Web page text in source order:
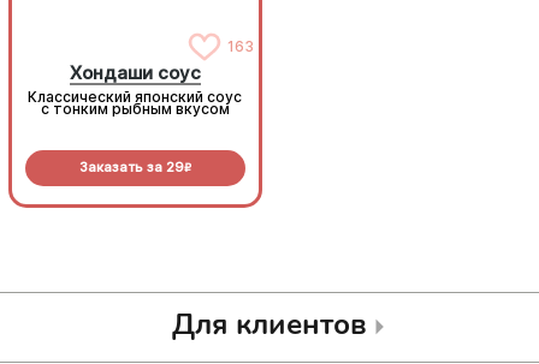
163
Хондаши соус
Классический японский соус
с тонким рыбным вкусом
Заказать за 29R
Для клиентов